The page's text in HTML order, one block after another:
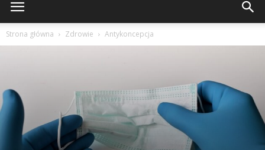
Strona główna Zdrowie Antykoncepcja